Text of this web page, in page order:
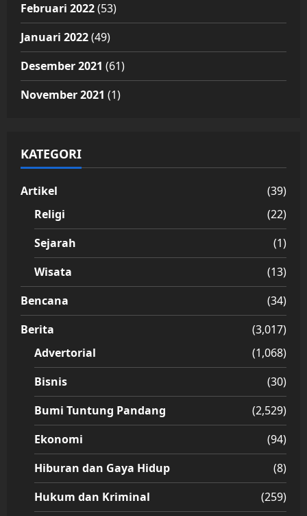
Februari 2022(53)
Januari 2022(49)
Desember 2021 (61)
November 2021 (1)
KATEGORI
Artikel
(39)
Religi
(22)
Sejarah
(1)
Wisata
(13)
Bencana
(34)
Berita
(3,017)
Advertorial
(1,068)
Bisnis
(30)
Bumi Tuntung Pandang
(2,529)
Ekonomi
(94)
Hiburan dan Gaya Hidup
(8)
Hukum dan Kriminal
(259)